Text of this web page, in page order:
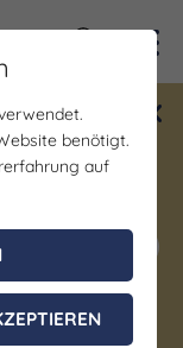
Saale-
- 18.12.
mitmachen
benötigt.
auf